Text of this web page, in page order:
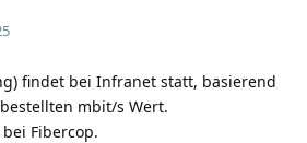
findet bei Infranet statt, basierend
mbit/s Wert.
Fibercop.